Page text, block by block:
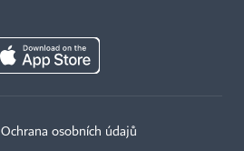
Ochrana osobních údajů